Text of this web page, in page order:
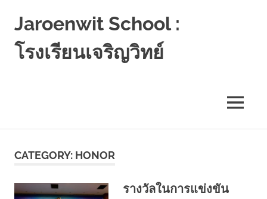
Jaroenwit School :
โรงเรียนเจริญวิทย์
MENU
CATEGORY: HONOR
รางวัลในการแข่งขัน